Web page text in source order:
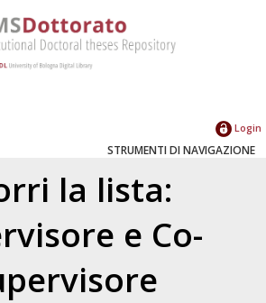
Login
STRUMENTI DI NAVIGAZIONE
la lista:
e Co-